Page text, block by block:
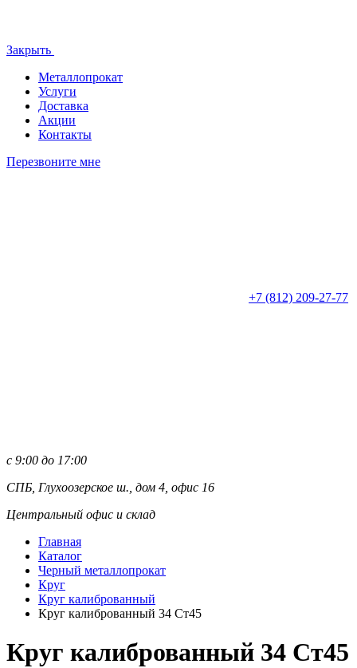
Закрыть
Металлопрокат
Услуги
Доставка
Акции
Контакты
Перезвоните мне
+7 (812) 209-27-77
с 9:00 до 17:00
СПБ, Глухоозерское ш., дом 4, офис 16
Центральный офис и склад
Главная
Каталог
Черный металлопрокат
Круг
Круг калиброванный
Круг калиброванный 34 Ст45
Круг калиброванный 34 Ст45